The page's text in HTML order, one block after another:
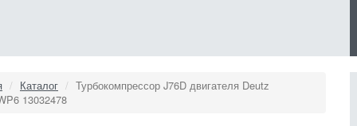
Каталог
Турбокомпрессор J76D двигателя Deutz
13032478